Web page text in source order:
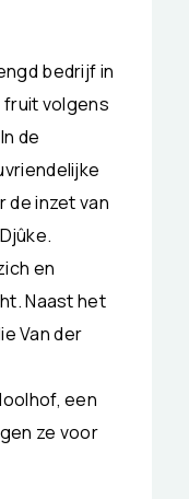
bedrijf in
fruit volgens
de
inzet van
en
Naast het
Van der
een
ze voor